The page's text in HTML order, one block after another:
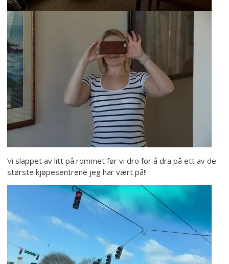
Vi slappet av litt på rommet før vi dro for å dra på ett av de
største kjøpesentrene jeg har vært på!!